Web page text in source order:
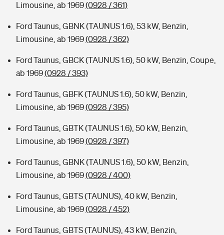
Limousine, ab 1969(0928 / 361)
Ford Taunus, GBNK (TAUNUS 1.6), 53 kW, Benzin,
Limousine, ab 1969(0928 / 362)
Ford Taunus, GBCK (TAUNUS 1.6), 50 kW, Benzin, Coupe,
ab 1969(0928 / 393)
Ford Taunus, GBFK (TAUNUS 1.6), 50 kW, Benzin,
Limousine, ab 1969(0928 / 395)
Ford Taunus, GBTK (TAUNUS 1.6), 50 kW, Benzin,
Limousine, ab 1969(0928 / 397)
Ford Taunus, GBNK (TAUNUS 1.6), 50 kW, Benzin,
Limousine, ab 1969(0928 / 400)
Ford Taunus, GBTS (TAUNUS), 40 kW, Benzin,
Limousine, ab 1969(0928 / 452)
Ford Taunus, GBTS (TAUNUS), 43 kW, Benzin,